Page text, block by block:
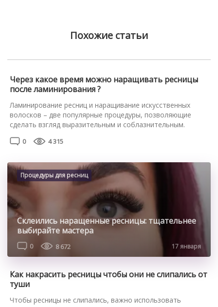
Похожие статьи
Через какое время можно наращивать ресницы
после ламинирования ?
Ламинирование ресниц и наращивание искусственных
волосков – две популярные процедуры, позволяющие
сделать взгляд выразительным и соблазнительным.
Во ходе процедуры ламинирования натуральные реснички
концентрацией витаминов и минералов. Действие
восстанавливающих профессиональных средств
направлено на оздоровление натуральных волосков, их
интенсивное питание. При использовании ламинирующих
составов каждую ресничку […]
0 4 315
Процедуры для ресниц
Склеились наращенные ресницы: тщательнее
выбирайте мастера
0 8 672 17 января
Как накрасить ресницы чтобы они не слипались от
туши
Чтобы ресницы не слипались, важно использовать